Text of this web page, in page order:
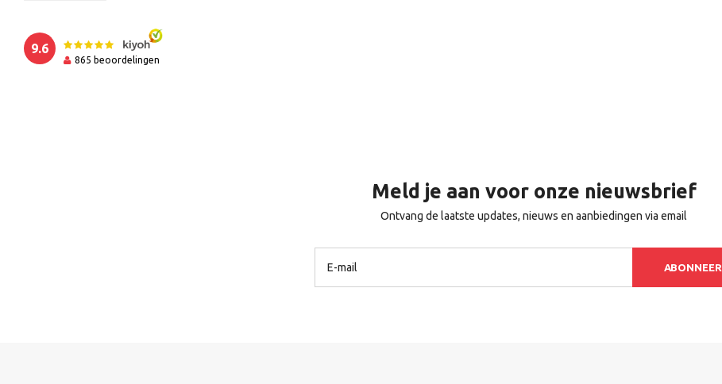
9.6
865 beoordelingen
Meld je aan voor onze nieuwsbrief
Ontvang de laatste updates, nieuws en aanbiedingen via email
ABONNEER